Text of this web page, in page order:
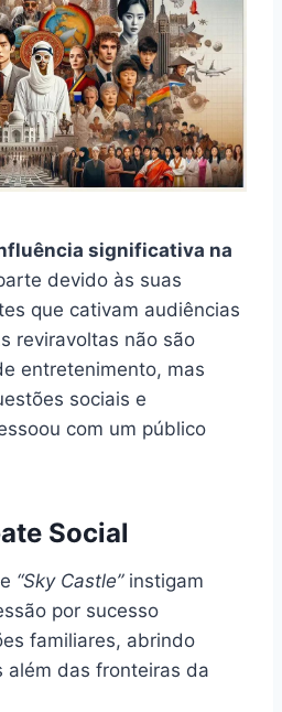
significativa na
devido às suas
que cativam audiências
reviravoltas não são
entretenimento, mas
sociais e
com um público
Social
“Sky Castle”instigam
por sucesso
familiares, abrindo
além das fronteiras da